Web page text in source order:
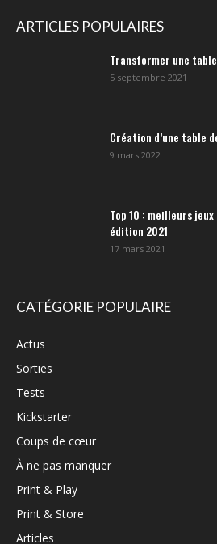
ARTICLES POPULAIRES
Transformer une
5 septembre 2021
Création d’une table
9 mars 2022
Top 10 : meilleurs
édition 2021
17 mars 2021
CATÉGORIE POPULAIRE
Actus
Sorties
Tests
Kickstarter
Coups de cœur
À ne pas manquer
Print & Play
Print & Store
Articles